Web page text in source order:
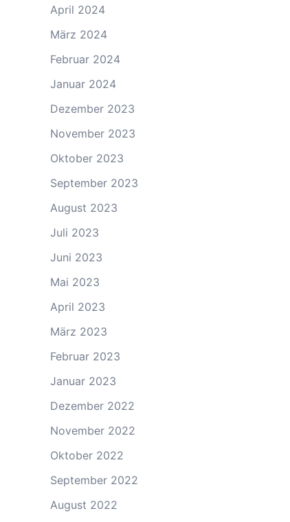
April 2024
März 2024
Februar 2024
Januar 2024
Dezember 2023
November 2023
Oktober 2023
September 2023
August 2023
Juli 2023
Juni 2023
Mai 2023
April 2023
März 2023
Februar 2023
Januar 2023
Dezember 2022
November 2022
Oktober 2022
September 2022
August 2022